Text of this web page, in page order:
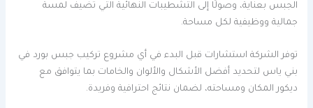
الجبس بعناية، وصولًا إلى التشطيبات النهائية التي تضيف لمسة
جمالية ووظيفية لكل مساحة.
توفر الشركة استشارات قبل البدء في أي مشروع تركيب جبس بورد في
بني ياس لتحديد أفضل الأشكال والألوان والخامات بما يتوافق مع
ديكور المكان ومساحته، لضمان نتائج احترافية وفريدة.